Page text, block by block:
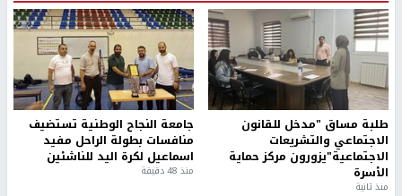
طلبة مساق "مدخل للقانون
الاجتماعي والتشريعات
الاجتماعية"يزورون مركز حماية
الأسرة
منذ ثانية
جامعة النجاح الوطنية تستضيف
منافسات بطولة الراحل مفيد
اسماعيل لكرة اليد للناشئين
منذ 48 دقيقة